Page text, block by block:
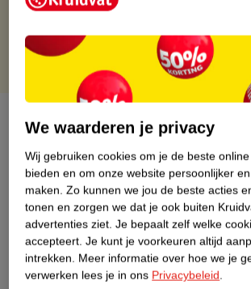
Gratis punten met je Kruidvat kaart
Over dit product
Productinformatie
Etiketinformatie
Nature Impact Score
Dit product heeft (nog)
We waarderen je privacy
Wij gebruiken cookies om je de beste
bieden en om onze website persoonlijker
maken. Zo kunnen we jou de beste acties
tonen en zorgen we dat je ook buiten
advertenties ziet. Je bepaalt zelf welke
accepteert. Je kunt je voorkeuren altijd
intrekken. Meer informatie over hoe we je
verwerken lees je in ons Privacybeleid.